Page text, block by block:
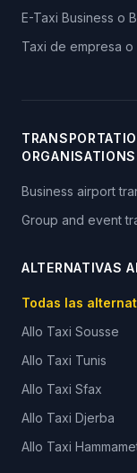
E-Taxi Business o
Taxi de empresa
ORGANISATIONS
Business airport
Group and event
ALTERNATIVAS
Todas las
Allo Taxi Sousse
Allo Taxi Tunis
Allo Taxi Sfax
Allo Taxi Djerba
Allo Taxi